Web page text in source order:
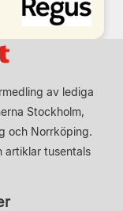
av lediga
Stockholm,
och Norrköping.
artiklar tusentals